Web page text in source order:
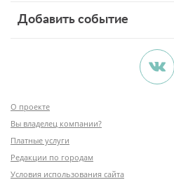
Добавить событие
О проекте
Вы владелец компании?
Платные услуги
Редакции по городам
Условия использования сайта